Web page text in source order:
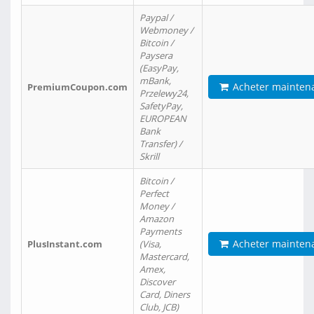
PremiumCoupon.com
Paypal /
Webmoney /
Bitcoin /
Paysera
(EasyPay,
mBank,
Przelewy24,
SafetyPay,
EUROPEAN
Bank
Transfer) /
Skrill
Acheter
PlusInstant.com
Bitcoin /
Perfect
Money /
Amazon
Payments
(Visa,
Mastercard,
Amex,
Discover
Card, Diners
Club, JCB)
Acheter